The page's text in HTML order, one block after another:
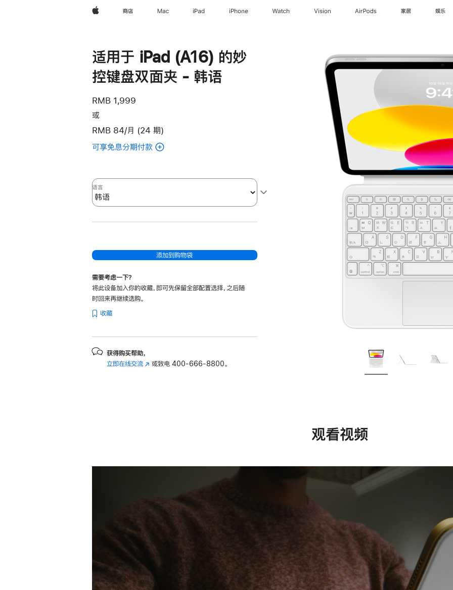
Apple 商店 Mac iPad iPhone Watch Vision AirPods 家居 娱乐
适用于 iPad (A16) 的妙
控键盘双面夹 - 韩语
RMB 1,999
或
RMB 84/月 (24 期)
可享免息分期付款 (适
妙
盘
面
语
分
语言
添加到购物袋
需要考虑一下？
将此设备加入你的收藏，即可先保留全部配置选择，之后随
时回来再继续选购。
收藏
获得购买帮助，
立即在线交流 (在 或致电400-666-8800。
观看视频